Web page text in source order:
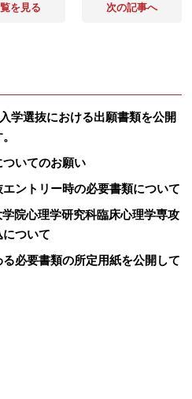
を見る 次の記事へ
学選抜における出願書類を公開
いてのお願い
ントリー時の必要書類について
院心理学研究科臨床心理学専攻
ついて
必要書類の所定用紙を公開して